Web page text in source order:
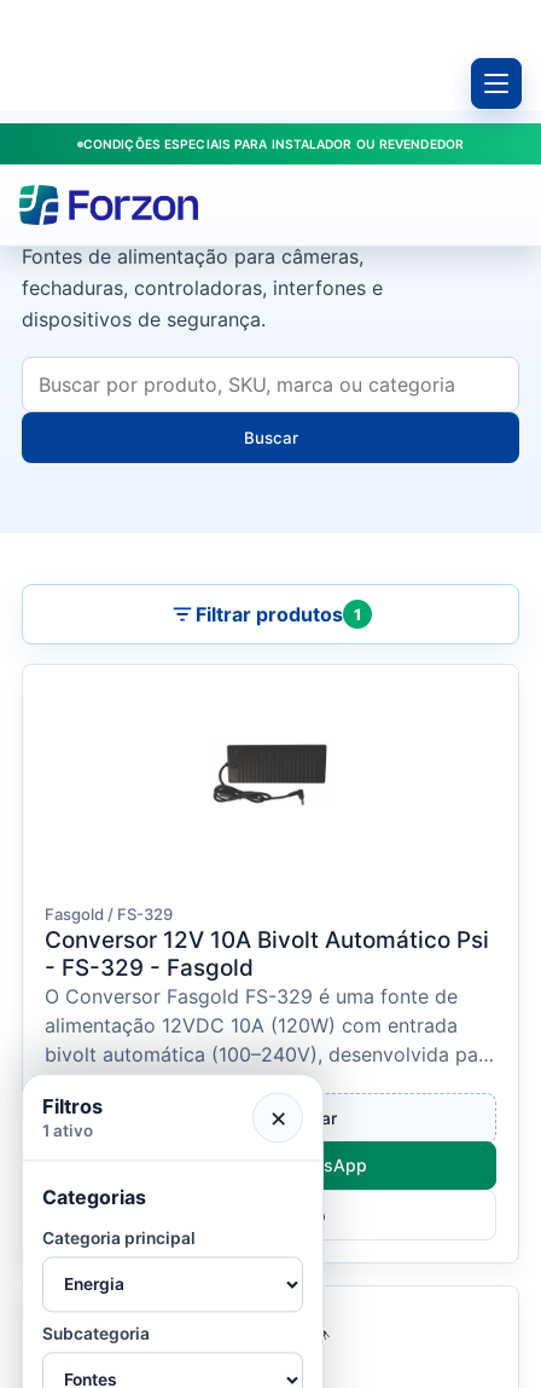
CONDIÇÕES ESPECIAIS PARA INSTALADOR OU REVENDEDOR
Fontes
Fontes de alimentação para câmeras,
fechaduras, controladoras, interfones e
dispositivos de segurança.
Buscar
Filtrar produtos 1
Filtros
1 ativo ×
Categorias
Categoria principal
Subcategoria
Fasgold / FS-329
Conversor 12V 10A Bivolt Automático Psi
- FS-329 - Fasgold
O Conversor Fasgold FS-329 é uma fonte de
alimentação 12VDC 10A (120W) com entrada
bivolt automática (100–240V), desenvolvida para
Entrar e comprar
Compre pelo WhatsApp
Ver Produto